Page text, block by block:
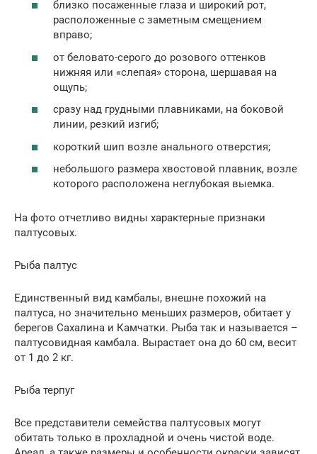
близко посаженные глаза и широкий рот,
расположенные с заметным смещением
вправо;
от беловато-серого до розового оттенков
нижняя или «слепая» сторона, шершавая на
ощупь;
сразу над грудными плавниками, на боковой
линии, резкий изгиб;
короткий шип возле анального отверстия;
небольшого размера хвостовой плавник, возле
которого расположена неглубокая выемка.
На фото отчетливо видны характерные признаки
палтусовых.
Рыба палтус
Единственный вид камбалы, внешне похожий на
палтуса, но значительно меньших размеров, обитает у
берегов Сахалина и Камчатки. Рыба так и называется –
палтусовидная камбала. Вырастает она до 60 см, весит
от 1 до 2 кг.
Рыба терпуг
Все представители семейства палтусовых могут
обитать только в прохладной и очень чистой воде.